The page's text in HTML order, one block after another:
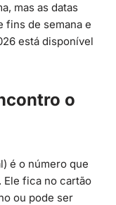
mas as datas
fins de semana e
está disponível
o
é o número que
fica no cartão
ou pode ser